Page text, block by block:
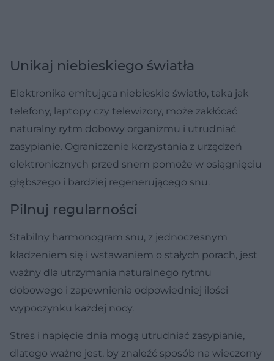
Unikaj niebieskiego światła
Elektronika emitująca niebieskie światło, taka jak
telefony, laptopy czy telewizory, może zakłócać
naturalny rytm dobowy organizmu i utrudniać
zasypianie. Ograniczenie korzystania z urządzeń
elektronicznych przed snem pomoże w osiągnięciu
głębszego i bardziej regenerującego snu.
Pilnuj regularności
Stabilny harmonogram snu, z jednoczesnym
kładzeniem się i wstawaniem o stałych porach, jest
ważny dla utrzymania naturalnego rytmu
dobowego i zapewnienia odpowiedniej ilości
wypoczynku każdej nocy.
Stres i napięcie dnia mogą utrudniać zasypianie,
dlatego ważne jest, by znaleźć sposób na wieczorny